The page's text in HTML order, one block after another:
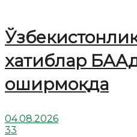
хатиблар
оширмоқда
04.08.2026
33